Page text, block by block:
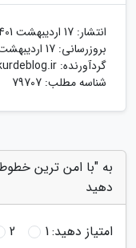
انتشار: 17 اردیبهشت 1401
بروزرسانی: 17 اردیبهشت 1401
گردآورنده:
شناسه مطلب: 79707
به "با امن ترین
دهید
امتیاز دهید:1
2